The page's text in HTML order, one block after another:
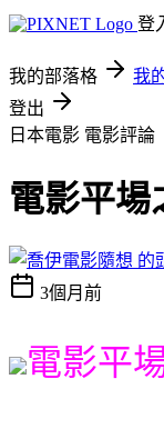
登
我的部落格 我
登出
日本電影 電影評論
電影平場
3個月前
電影平